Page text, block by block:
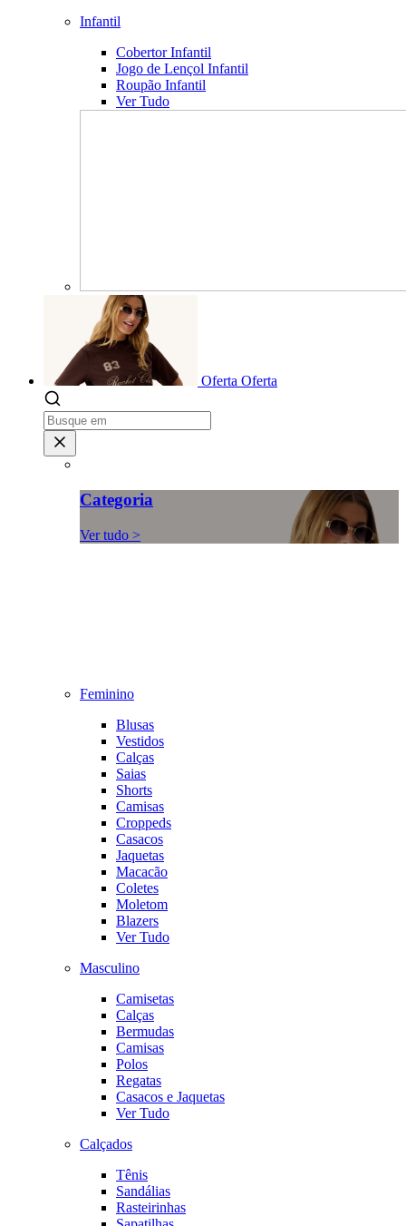
Infantil
Cobertor Infantil
Jogo de Lençol Infantil
Roupão Infantil
Ver Tudo
Oferta Oferta
Categoria
Ver tudo >
Feminino
Blusas
Vestidos
Calças
Saias
Shorts
Camisas
Croppeds
Casacos
Jaquetas
Macacão
Coletes
Moletom
Blazers
Ver Tudo
Masculino
Camisetas
Calças
Bermudas
Camisas
Polos
Regatas
Casacos e Jaquetas
Ver Tudo
Calçados
Tênis
Sandálias
Rasteirinhas